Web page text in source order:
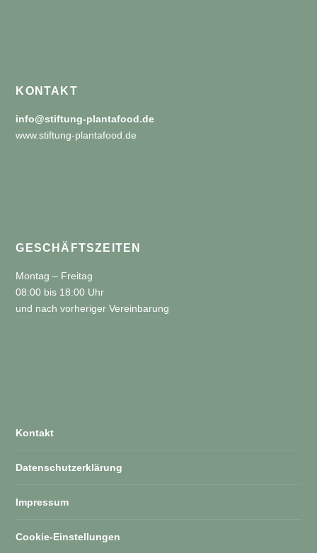
KONTAKT
info@stiftung-plantafood.de
www.stiftung-plantafood.de
GESCHÄFTSZEITEN
Montag – Freitag
08:00 bis 18:00 Uhr
und nach vorheriger Vereinbarung
Kontakt
Datenschutzerklärung
Impressum
Cookie-Einstellungen